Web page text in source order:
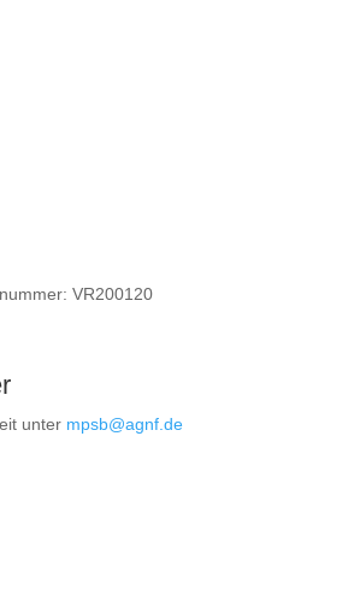
VR200120
unter mpsb@agnf.de